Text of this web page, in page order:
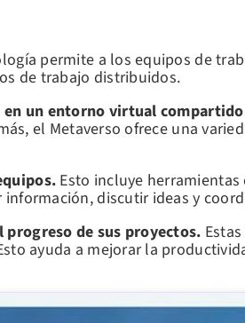
permite a los equipos de
de trabajo distribuidos.
en un entorno virtual
el Metaverso ofrece una
Esto incluye
discutir ideas y
de sus proyectos.
ayuda a mejorar la